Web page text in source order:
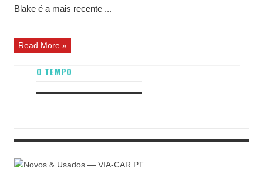
Blake é a mais recente ...
Read More »
O TEMPO